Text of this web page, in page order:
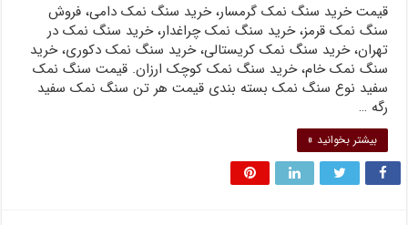
قیمت خرید سنگ نمک گرمسار، خرید سنگ نمک دامی، فروش
سنگ نمک قرمز، خرید سنگ نمک چراغدار، خرید سنگ نمک در
تهران، خرید سنگ نمک کریستالی، خرید سنگ نمک دکوری، خرید
سنگ نمک خام، خرید سنگ نمک کوچک ارزان. قیمت سنگ نمک
سفید نوع سنگ نمک بسته بندی قیمت هر تن سنگ نمک سفید
رگه …
بیشتر بخوانید »